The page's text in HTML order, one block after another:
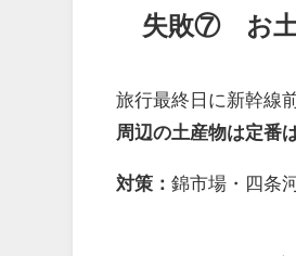
失敗⑦ お土
旅行最終日に新幹線
周辺の土産物は定番
対策：錦市場・四条